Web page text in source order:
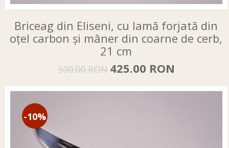
Briceag din Eliseni, cu lamă forjată din
oțel carbon și mâner din coarne de cerb,
21 cm
500.00 RON 425.00 RON
-10%